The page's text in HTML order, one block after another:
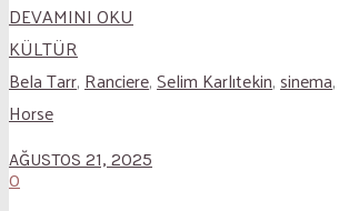
DEVAMINI OKU
KÜLTÜR
Bela Tarr,Ranciere,Selim Karlıtekin,sinema,
Horse
AĞUSTOS 21, 2025
0